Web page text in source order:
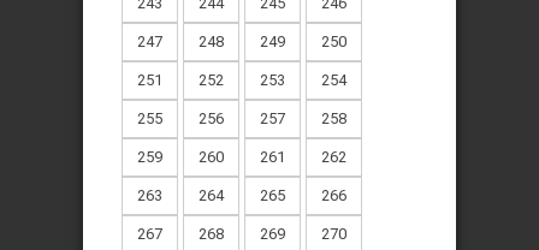
247 248 249 250
251 252 253 254
255 256 257 258
259 260 261 262
263 264 265 266
267 268 269 270